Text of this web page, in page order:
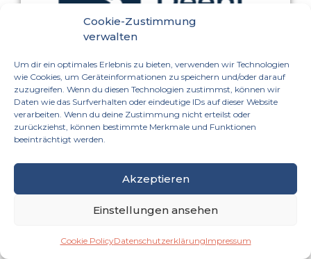
Cookie-Zustimmung
verwalten
Um dir ein optimales Erlebnis zu bieten, verwenden wir Technologien
wie Cookies, um Geräteinformationen zu speichern und/oder darauf
zuzugreifen. Wenn du diesen Technologien zustimmst, können wir
Daten wie das Surfverhalten oder eindeutige IDs auf dieser Website
verarbeiten. Wenn du deine Zustimmung nicht erteilst oder
zurückziehst, können bestimmte Merkmale und Funktionen
beeinträchtigt werden.
Akzeptieren
Einstellungen ansehen
Cookie PolicyDatenschutzerklärungImpressum
DEEPL TRANSLATE
Übersetzung mit Hilfe von K.I.